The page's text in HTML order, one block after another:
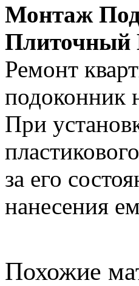
Монтаж
Плиточный
Ремонт
подоконник
При
за его
нанесения
Похожие